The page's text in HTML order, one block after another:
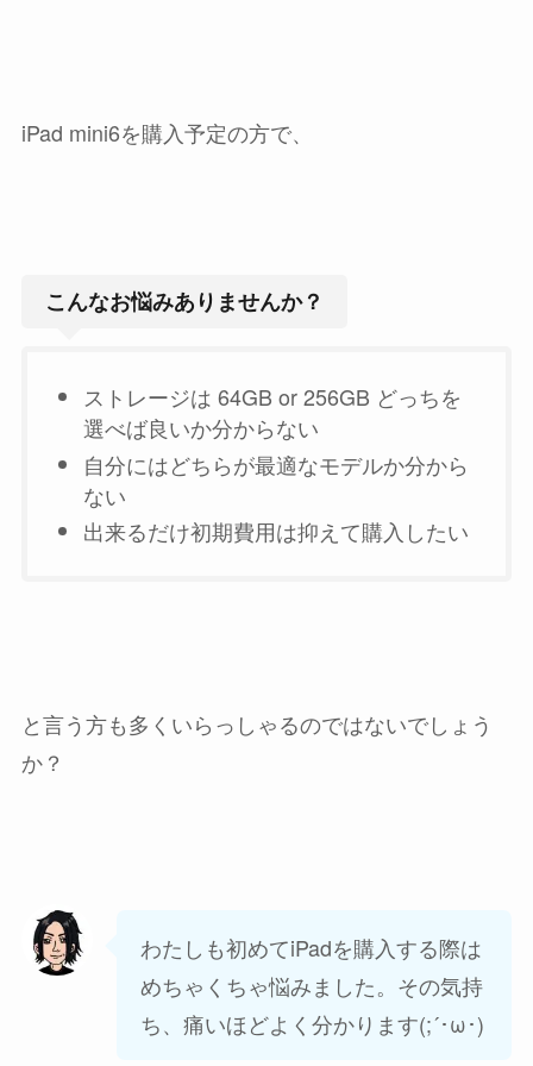
iPad mini6を購入予定の方で、
こんなお悩みありませんか？
ストレージは 64GB or 256GB どっちを
選べば良いか分からない
自分にはどちらが最適なモデルか分から
ない
出来るだけ初期費用は抑えて購入したい
と言う方も多くいらっしゃるのではないでしょう
か？
わたしも初めてiPadを購入する際は
めちゃくちゃ悩みました。その気持
ち、痛いほどよく分かります(;´･ω･)